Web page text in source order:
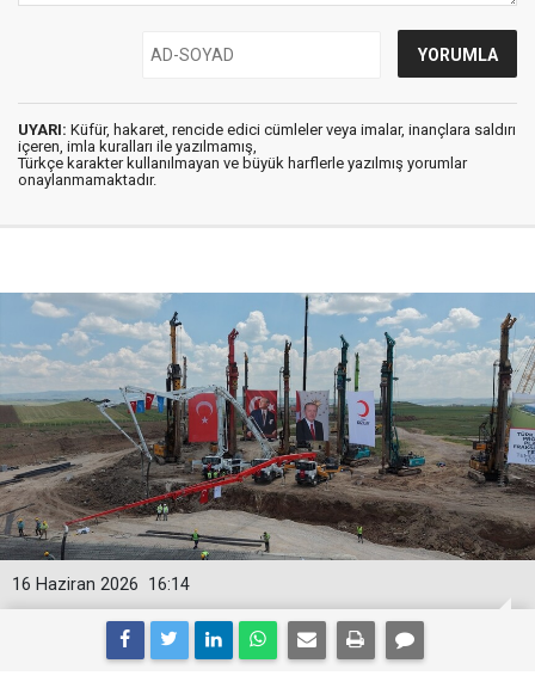
UYARI: Küfür, hakaret, rencide edici cümleler veya imalar, inançlara saldırı
içeren, imla kuralları ile yazılmamış,
Türkçe karakter kullanılmayan ve büyük harflerle yazılmış yorumlar
onaylanmamaktadır.
16:14
16 Haziran 2026